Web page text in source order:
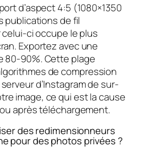
d’aspect 4:5 (1080×1350
publications de fil
celui-ci occupe le plus
Exportez avec une
80-90%. Cette plage
de compression
d’Instagram de sur-
image, ce qui est la cause
après téléchargement.
des redimensionneurs
pour des photos privées ?